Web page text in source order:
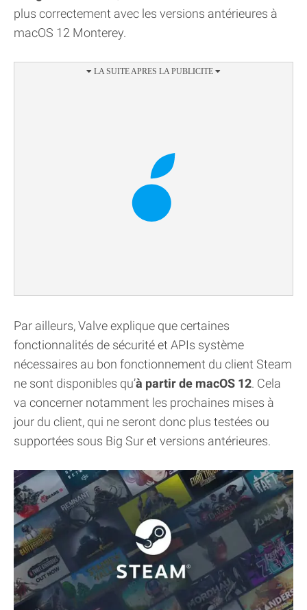
plus correctement avec les versions antérieures à
macOS 12 Monterey.
Par ailleurs, Valve explique que certaines
fonctionnalités de sécurité et APIs système
nécessaires au bon fonctionnement du client Steam
ne sont disponibles qu’à partir de macOS 12. Cela
va concerner notamment les prochaines mises à
jour du client, qui ne seront donc plus testées ou
supportées sous Big Sur et versions antérieures.